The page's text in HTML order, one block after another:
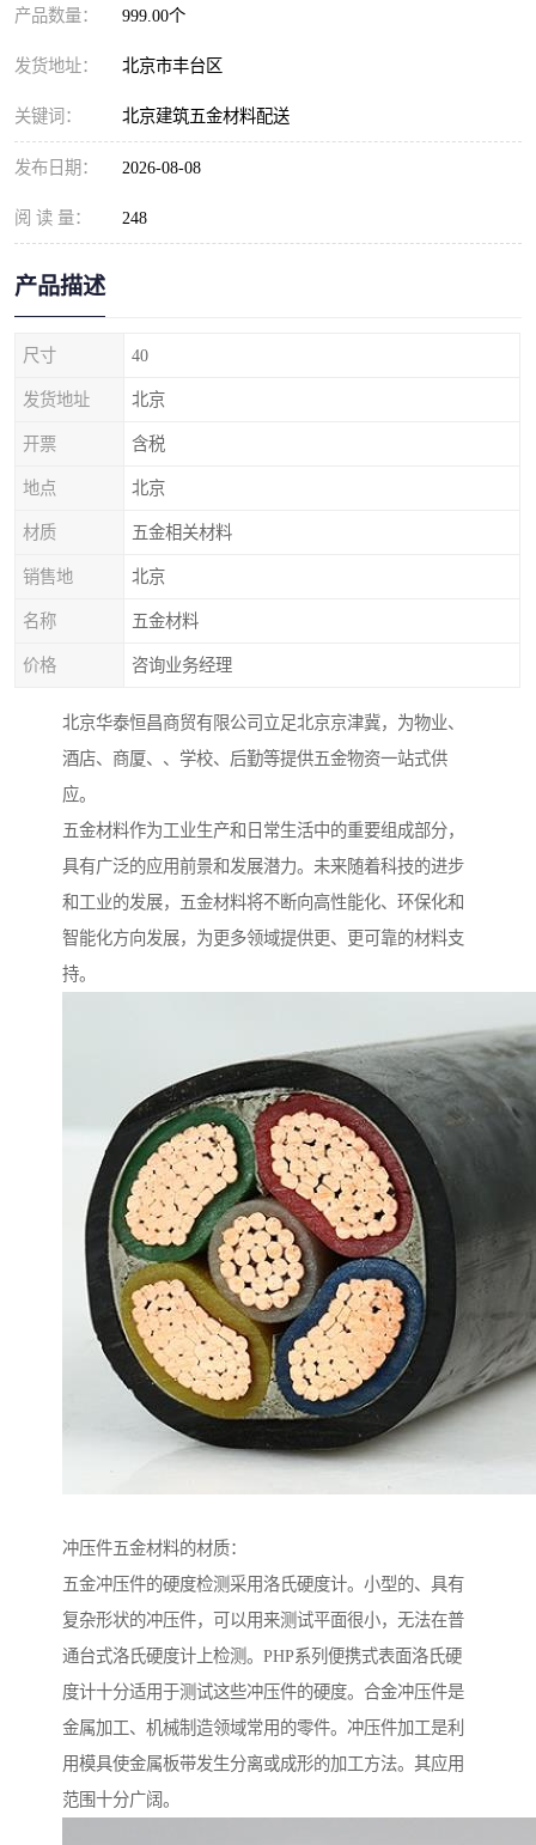
产品数量： 999.00个
发货地址： 北京市丰台区
关键词： 北京建筑五金材料配送
发布日期： 2026-08-08
阅 读 量： 248
产品描述
尺寸 40
发货地址 北京
开票 含税
地点 北京
材质 五金相关材料
销售地 北京
名称 五金材料
价格 咨询业务经理
北京华泰恒昌商贸有限公司立足北京京津冀，为物业、
酒店、商厦、、学校、后勤等提供五金物资一站式供
应。
五金材料作为工业生产和日常生活中的重要组成部分，
具有广泛的应用前景和发展潜力。未来随着科技的进步
和工业的发展，五金材料将不断向高性能化、环保化和
智能化方向发展，为更多领域提供更、更可靠的材料支
持。
冲压件五金材料的材质：
五金冲压件的硬度检测采用洛氏硬度计。小型的、具有
复杂形状的冲压件，可以用来测试平面很小，无法在普
通台式洛氏硬度计上检测。PHP系列便携式表面洛氏硬
度计十分适用于测试这些冲压件的硬度。合金冲压件是
金属加工、机械制造领域常用的零件。冲压件加工是利
用模具使金属板带发生分离或成形的加工方法。其应用
范围十分广阔。